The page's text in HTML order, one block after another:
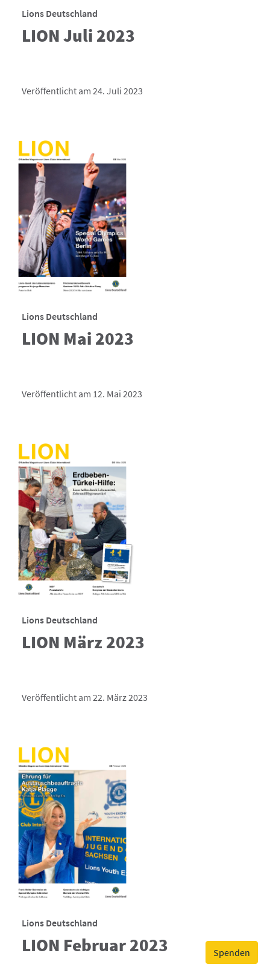
Spenden
Lions Deutschland
LION Juli 2023
Veröffentlicht am 24. Juli 2023
Lions Deutschland
LION Mai 2023
Veröffentlicht am 12. Mai 2023
Lions Deutschland
LION März 2023
Veröffentlicht am 22. März 2023
Lions Deutschland
LION Februar 2023